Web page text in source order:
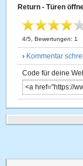
Return - Türen
4/5 , Bewertungen: 1
› Kommentar
Code für deine